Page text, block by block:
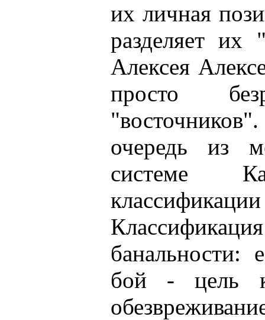
их личная
разделяет их
Алексея
просто
очередь из
системе
банальности:
бой - цель